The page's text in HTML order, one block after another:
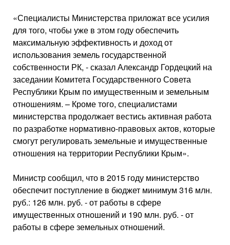
«Специалисты Министерства приложат все усилия
для того, чтобы уже в этом году обеспечить
максимальную эффективность и доход от
использования земель государственной
собственности РК, - сказал Александр Гордецкий на
заседании Комитета Государственного Совета
Республики Крым по имущественным и земельным
отношениям. – Кроме того, специалистами
министерства продолжает вестись активная работа
по разработке нормативно-правовых актов, которые
смогут регулировать земельные и имущественные
отношения на территории Республики Крым».
Министр сообщил, что в 2015 году министерство
обеспечит поступление в бюджет минимум 316 млн.
руб.: 126 млн. руб. - от работы в сфере
имущественных отношений и 190 млн. руб. - от
работы в сфере земельных отношений.